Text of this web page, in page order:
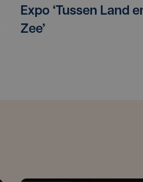
Expo ‘Tussen Land
Zee’